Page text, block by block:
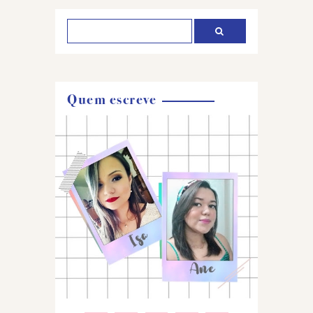
Quem escreve